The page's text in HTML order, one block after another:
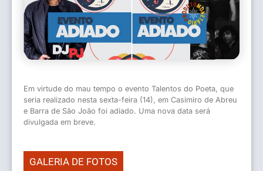
Em virtude do mau tempo o evento Talentos do Poeta, que
seria realizado nesta sexta-feira (14), em Casimiro de Abreu
e Barra de São João foi adiado. Uma nova data será
divulgada em breve.
GALERIA DE FOTOS